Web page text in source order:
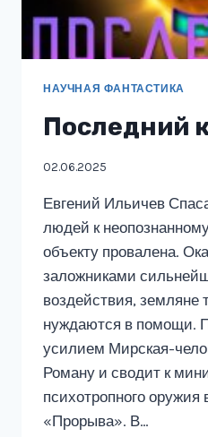
НАУЧНАЯ ФАНТАСТИКА
Последний
02.06.2025
Евгений Ильичев
людей к
объекту провалена.
заложниками
воздействия, земляне
нуждаются в помощи.
усилием Мирская-
Роману и сводит к
психотропного оружия
«Прорыва». В…